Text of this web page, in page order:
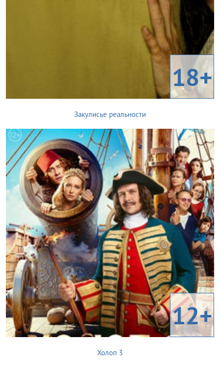
18+
Закулисье реальности
12+
Холоп 3